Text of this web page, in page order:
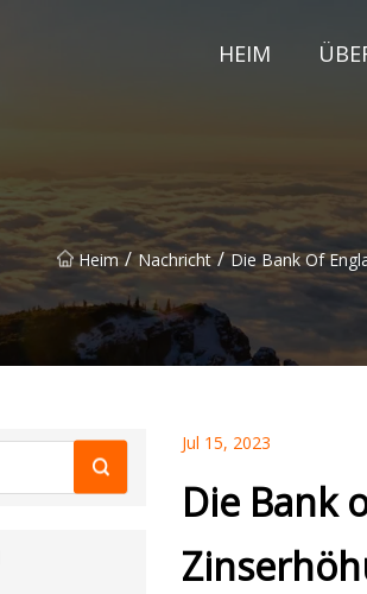
HEIM
Heim / Nachricht / Die Bank Of
Jul 15, 2023
Die Bank